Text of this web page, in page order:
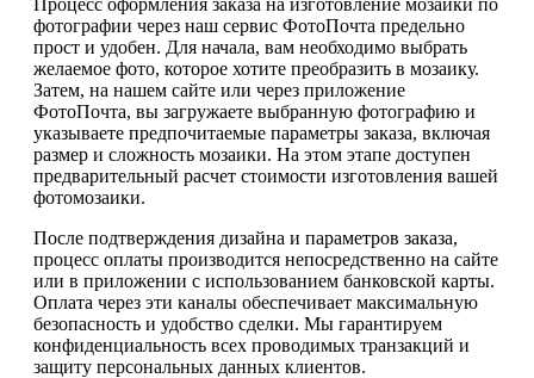
фотографии через наш сервис ФотоПочта предельно
прост и удобен. Для начала, вам необходимо выбрать
желаемое фото, которое хотите преобразить в мозаику.
Затем, на нашем сайте или через приложение
ФотоПочта, вы загружаете выбранную фотографию и
указываете предпочитаемые параметры заказа, включая
размер и сложность мозаики. На этом этапе доступен
предварительный расчет стоимости изготовления вашей
фотомозаики.
После подтверждения дизайна и параметров заказа,
процесс оплаты производится непосредственно на сайте
или в приложении с использованием банковской карты.
Оплата через эти каналы обеспечивает максимальную
безопасность и удобство сделки. Мы гарантируем
конфиденциальность всех проводимых транзакций и
защиту персональных данных клиентов.